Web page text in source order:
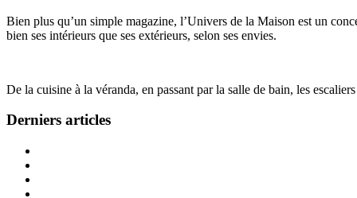
Bien plus qu’un simple magazine, l’Univers de la Maison est un
bien ses intérieurs que ses extérieurs, selon ses envies.
De la cuisine à la véranda, en passant par la salle de bain, les
Derniers articles